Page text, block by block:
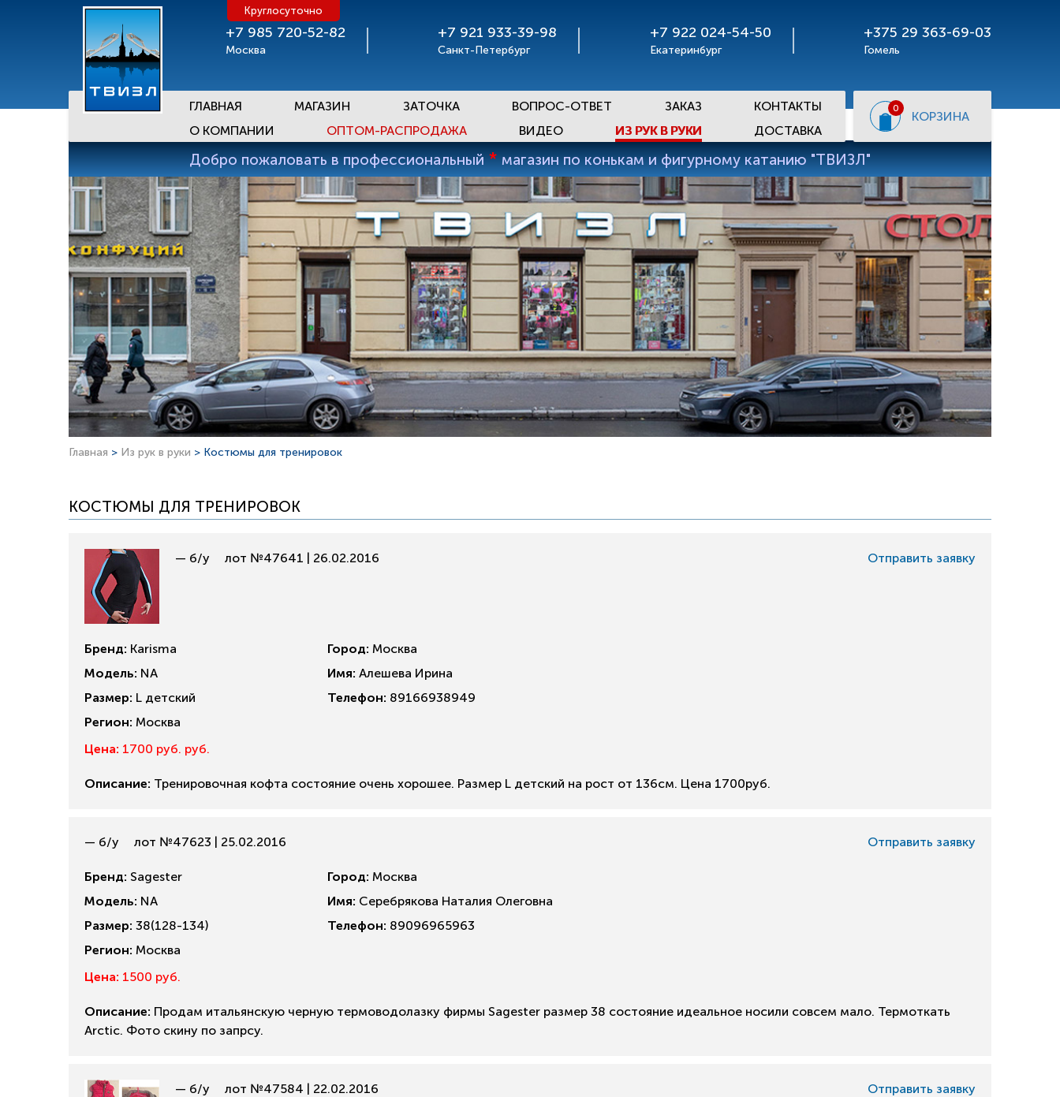
+7 985 720-52-82
Москва
Круглосуточно
+7 921 933-39-98
Санкт-Петербург
+7 922 024-54-50
Екатеринбург
+375 29 363-69-03
Гомель
ГЛАВНАЯ МАГАЗИН ЗАТОЧКА ВОПРОС-ОТВЕТ ЗАКАЗ
КОНТАКТЫ
О КОМПАНИИ
ОПТОМ-РАСПРОДАЖА ВИДЕО ИЗ РУК В РУКИ ДОСТАВКА
0
КОРЗИНА
Добро пожаловать в профессиональный * магазин по конькам и фигурному катанию "ТВИЗЛ"
Главная > Из рук в руки > Костюмы для тренировок
КОСТЮМЫ ДЛЯ ТРЕНИРОВОК
— б/у лот №47641 | 26.02.2016 Отправить заявку
Бренд: Karisma
Модель: NA
Размер: L детский
Регион: Москва
Город: Москва
Имя: Алешева Ирина
Телефон: 89166938949
Цена: 1700 руб. руб.
Описание: Тренировочная кофта состояние очень хорошее. Размер L детский на рост от 136см. Цена 1700руб.
— б/у лот №47623 | 25.02.2016 Отправить заявку
Бренд: Sagester
Модель: NA
Размер: 38(128-134)
Регион: Москва
Город: Москва
Имя: Серебрякова Наталия Олеговна
Телефон: 89096965963
Цена: 1500 руб.
Описание: Продам итальянскую черную термоводолазку фирмы Sagester размер 38 состояние идеальное носили совсем мало. Термоткать
Arctic. Фото скину по запрсу.
— б/у лот №47584 | 22.02.2016 Отправить заявку